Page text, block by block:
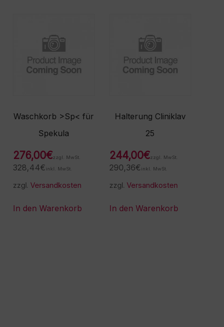
Waschkorb >Sp< für
Spekula
276,00€zzgl. MwSt.
328,44€ inkl. MwSt.
zzgl. Versandkosten
In den Warenkorb
Halterung Cliniklav
25
244,00€zzgl. MwSt.
290,36€ inkl. MwSt.
zzgl. Versandkosten
In den Warenkorb